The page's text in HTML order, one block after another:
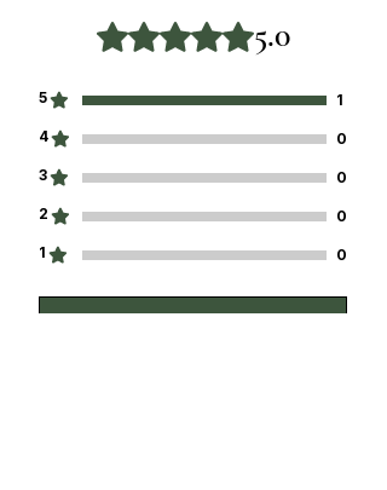
Beoordeeld met 5 uit 5 sterren.
5.0
5
1
4
0
3
0
2
0
1
0